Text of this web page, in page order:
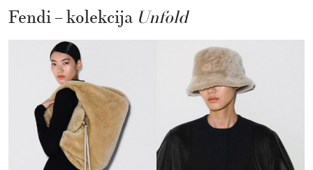
Fendi – kolekcija Unfold